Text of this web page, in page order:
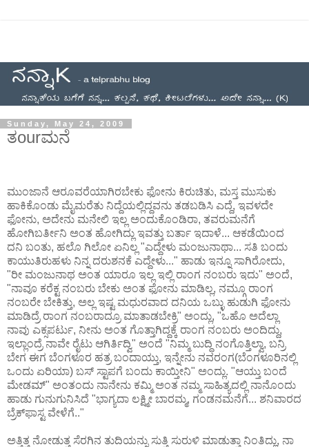
Sunday, May 24, 2009
ತourಮನೆ
ಮುಂಜಾನೆ ಆರೂವರೆಯಾಗಿರಬೇಕು ಫೋನು ಕಿರುಚಿತು, ಮಸ್ತ ಮುಸುಕು
ಹಾಕಿಕೊಂಡು ಮೈಮರೆತು ನಿದ್ದೆಯಲ್ಲಿದ್ದವನು ತಡಬಡಿಸಿ ಎದ್ದೆ, ಇವಳದೇ
ಫೋನು, ಅದೇನು ಮನೇಲಿ ಇಲ್ಲ ಅಂದುಕೊಂಡಿರಾ, ತವರುಮನೆಗೆ
ಹೋಗಿಬರ್ತೀನಿ ಅಂತ ಹೋಗಿದ್ಲು ಇವತ್ತು ಬರ್ತಾ ಇದಾಳೆ... ಆಕಡೆಯಿಂದ
ದನಿ ಬಂತು, ಹಲೊ ಗಿಲೋ ಏನಿಲ್ಲ "ಎದ್ದೇಳು ಮಂಜುನಾಥಾ... ಸತಿ ಬಂದು
ಕಾಯುತಿರುಹಳು ನಿನ್ನ ದರುಶನಕೆ ಎದ್ದೇಳು..." ಹಾಡು ಇನ್ನೂ ಸಾಗಿರೋದು,
"ರೀ ಮಂಜುನಾಥ ಅಂತ ಯಾರೂ ಇಲ್ಲ ಇಲ್ಲಿ ರಾಂಗ ನಂಬರು ಇದು" ಅಂದೆ,
"ನಾವೂ ಕರೆಕ್ಟ ನಂಬರು ಬೇಕು ಅಂತ ಫೋನು ಮಾಡಿಲ್ಲ, ನಮ್ಗೂ ರಾಂಗ
ನಂಬರೇ ಬೇಕಿತ್ತು, ಅಲ್ಲ ಇಷ್ಟ ಮಧುರವಾದ ದನಿಯ ಒಬ್ಳು ಹುಡುಗಿ ಫೋನು
ಮಾಡಿದ್ರೆ ರಾಂಗ ನಂಬರಾದ್ರೂ ಮಾತಾಡಬೇಕ್ರಿ" ಅಂದ್ಲು, "ಒಹೊ ಅದೆಲ್ಲಾ
ನಾವು ಎಕ್ಸಪರ್ಟು, ನೀನು ಅಂತ ಗೊತ್ತಾಗಿದ್ದಕ್ಕೆ ರಾಂಗ ನಂಬರು ಅಂದಿದ್ದು,
ಇಲ್ಲಾಂದ್ರೆ ನಾವೇ ರೈಟು ಆಗಿರ್ತಿದ್ವಿ" ಅಂದೆ "ನಿಮ್ಮ ಬುದ್ಧಿ ನಂಗೊತ್ತಿಲ್ವಾ, ಬನ್ರಿ
ಬೇಗ ಈಗ ಬೆಂಗಳೂರ ಹತ್ರ ಬಂದಾಯ್ತು, ಇನ್ನೇನು ನವರಂಗ(ಬೆಂಗಳೂರಿನಲ್ಲಿ
ಒಂದು ಏರಿಯಾ) ಬಸ್ ಸ್ಟಾಪಗೆ ಬಂದು ಕಾಯ್ತೀನಿ" ಅಂದ್ಲು. "ಆಯ್ತು ಬಂದೆ
ಮೇಡಮ್" ಅಂತಂದು ನಾನೇನು ಕಮ್ಮಿ ಅಂತ ನಮ್ಮ ಸಾಹಿತ್ಯದಲ್ಲಿ ನಾನೊಂದು
ಹಾಡು ಗುನುಗುನಿಸಿದೆ "ಭಾಗ್ಯದಾ ಲಕ್ಷ್ಮೀ ಬಾರಮ್ಮ, ಗಂಡನಮನೆಗೆ... ಶನಿವಾರದ
ಬ್ರೆಕ್‌ಫಾಸ್ಟ ವೇಳೆಗೆ.."
ಅತ್ತಿತ್ತ ನೋಡುತ್ತ ಸೆರಗಿನ ತುದಿಯನ್ನು ಸುತ್ತಿ ಸುರುಳಿ ಮಾಡುತ್ತಾ ನಿಂತಿದ್ಲು, ನಾ